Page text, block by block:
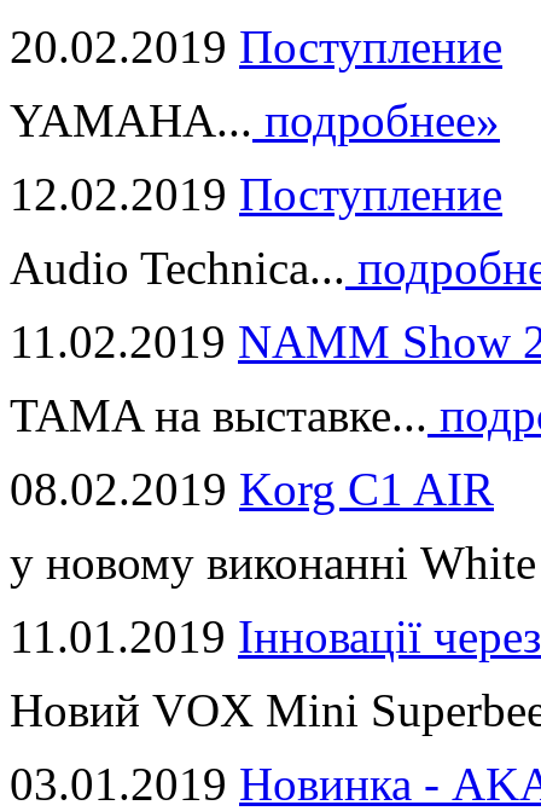
20.02.2019 Поступление
YAMAHA... подробнее»
12.02.2019 Поступление
Audio Technica...
11.02.2019 NAMM Show
TAMA на выставке...
08.02.2019 Korg C1 AIR
у новому виконанні
11.01.2019 Інновації
Новий VOX Mini
03.01.2019 Новинка -